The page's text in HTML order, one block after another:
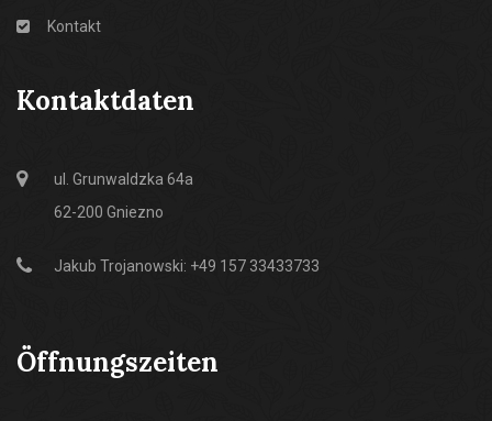
Kontakt
Kontaktdaten
ul. Grunwaldzka 64a
62-200 Gniezno
Jakub Trojanowski: +49 157 33433733
Öffnungszeiten